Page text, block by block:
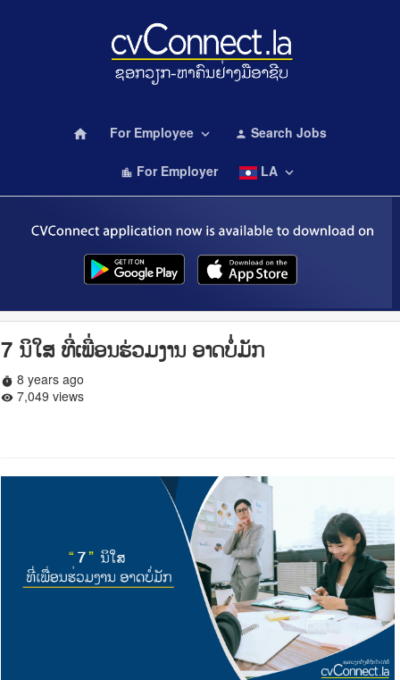
home For Employee keyboard_arrow_down person Search Jobs
location_city For Employer LA keyboard_arrow_down
7 ນິໃສ ທີ່ເພື່ອນຮ່ວມງານ ອາດບໍ່ມັກ
timer 8 years ago
remove_red_eye 7,049 views